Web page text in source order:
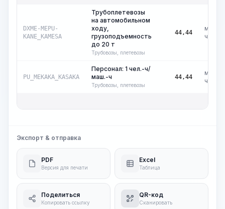
DXME-MEPU-
KANE_KAMESA
Трубоплетевозы
на автомобильном
ходу,
грузоподъемность
до 20 т
Трубовозы, плетевозы
44,44
маш.-
ч
PU_MEKAKA_KASAKA
Персонал: 1 чел.-ч/
маш.-ч
Трубовозы, плетевозы
44,44
маш.-
ч
Экспорт & отправка
PDF
Версия для печати
Excel
Таблица
Поделиться
Копировать ссылку
QR-код
Сканировать